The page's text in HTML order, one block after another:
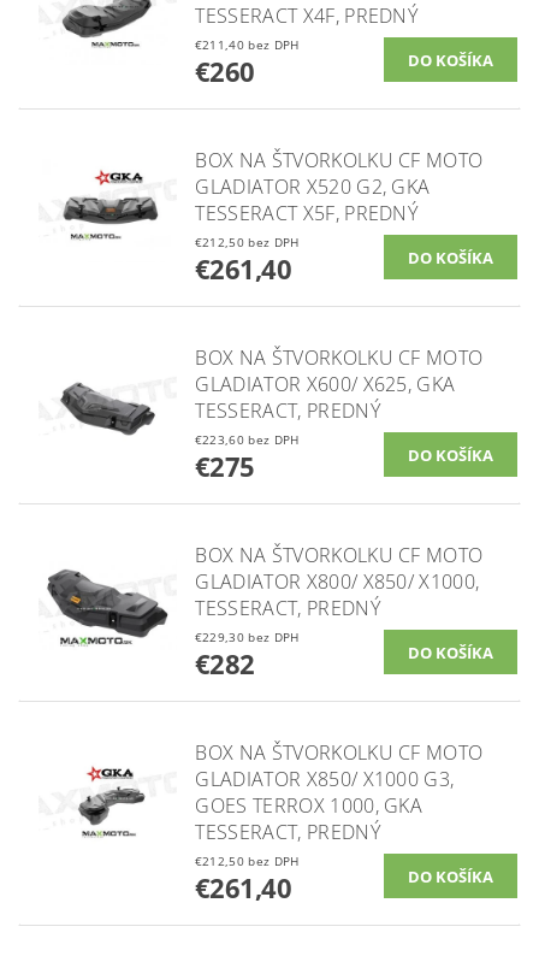
TESSERACT X4F, PREDNÝ
€211,40 bez DPH
€260
BOX NA ŠTVORKOLKU CF MOTO
GLADIATOR X520 G2, GKA
TESSERACT X5F, PREDNÝ
€212,50 bez DPH
€261,40
BOX NA ŠTVORKOLKU CF MOTO
GLADIATOR X600/ X625, GKA
TESSERACT, PREDNÝ
€223,60 bez DPH
€275
BOX NA ŠTVORKOLKU CF MOTO
GLADIATOR X800/ X850/ X1000,
TESSERACT, PREDNÝ
€229,30 bez DPH
€282
BOX NA ŠTVORKOLKU CF MOTO
GLADIATOR X850/ X1000 G3,
GOES TERROX 1000, GKA
TESSERACT, PREDNÝ
€212,50 bez DPH
€261,40